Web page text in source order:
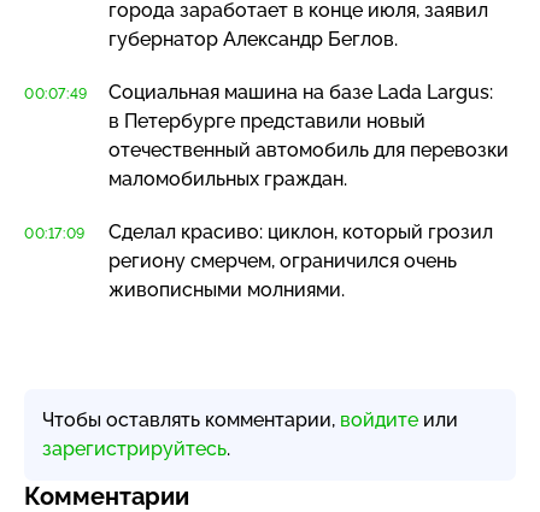
города заработает в конце июля, заявил
губернатор Александр Беглов.
00:07:49
Социальная машина на базе Lada Largus:
в Петербурге представили новый
отечественный автомобиль для перевозки
маломобильных граждан.
00:17:09
Сделал красиво: циклон, который грозил
региону смерчем, ограничился очень
живописными молниями.
Чтобы оставлять комментарии, войдите или
зарегистрируйтесь.
Комментарии